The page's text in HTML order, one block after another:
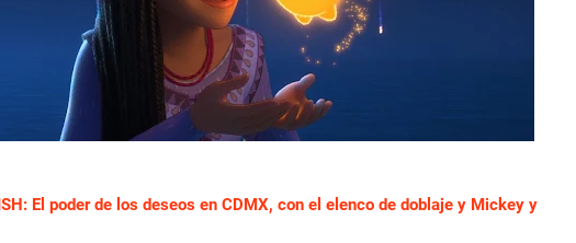
El poder de los deseos en CDMX, con el elenco de doblaje y Mickey y